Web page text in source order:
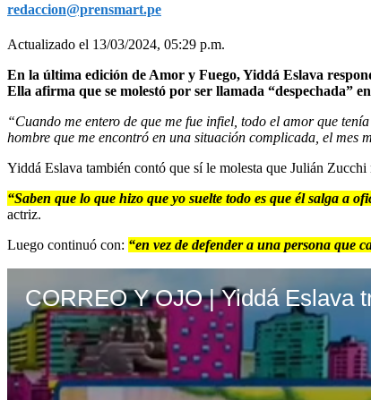
redaccion@prensmart.pe
Actualizado el 13/03/2024, 05:29 p.m.
En la última edición de Amor y Fuego, Yiddá Eslava
Ella afirma que se molestó por ser llamada “despechada”
“Cuando me entero de que me fue infiel, todo el amor que
hombre que me encontró en una situación complicada , el mes
Yiddá Eslava también contó que sí le molesta que Julián
“Saben que lo que hizo que yo suelte todo es que él salga a
actriz.
Luego continuó con: “en vez de defender a una persona que
CORREO Y OJO | Yiddá Eslava